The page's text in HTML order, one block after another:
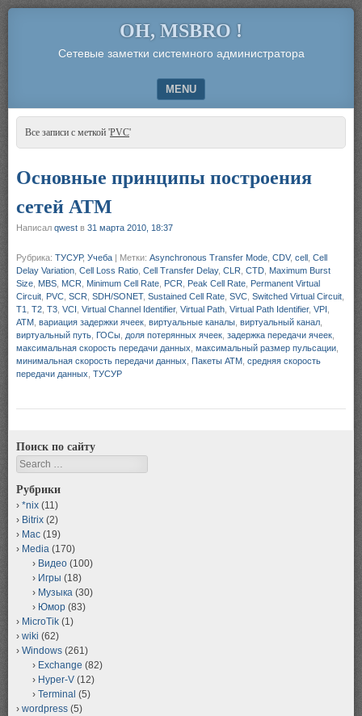
OH, MSBRO !
Сетевые заметки системного администратора
MENU
SKIP TO CONTENT
Все записи с меткой 'PVC'
Основные принципы построения
сетей ATM
Написал qwest в 31 марта 2010, 18:37
Рубрика: ТУСУР, Учеба | Метки: Asynchronous Transfer Mode CDV, cell Cell
Delay Variation Cell Loss Ratio Cell Transfer Delay, CLR CTD Maximum Burst
Size MBS MCR Minimum Cell Rate PCR Peak Cell Rate Permanent Virtual
Circuit PVC SCR SDH/SONET, Sustained Cell Rate SVC Switched Virtual Circuit
T1
T2 T3 VCI Virtual Channel Identifier, Virtual Path Virtual Path Identifier, VPI
АТМ вариация задержки ячеек виртуальные каналы виртуальный канал
виртуальный путь ГОСы доля потерянных ячеек задержка передачи ячеек
максимальная скорость передачи данных максимальный размер пульсации
минимальная скорость передачи данных Пакеты АТМ средняя скорость
передачи данных ТУСУР
Поиск по сайту
Search
Рубрики
*nix (11)
Bitrix (2)
Mac (19)
Media (170)
Видео (100)
Игры (18)
Музыка (30)
Юмор (83)
MicroTik (1)
wiki (62)
Windows (261)
Exchange (82)
Hyper-V (12)
Terminal (5)
wordpress (5)